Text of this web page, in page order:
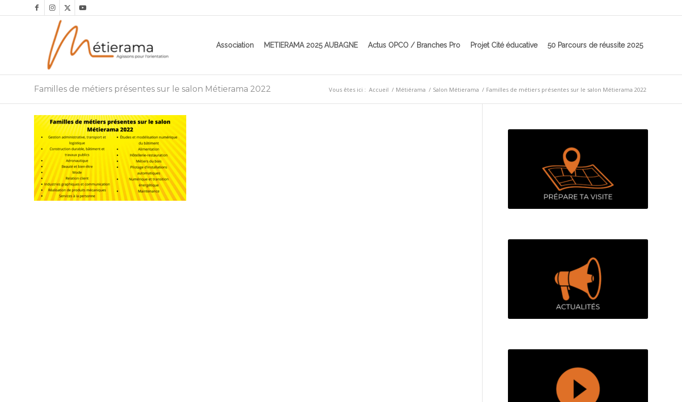
Association METIERAMA 2025 AUBAGNE Actus OPCO / Branches Pro Projet Cité éducative 50 Parcours de réussite 2025
Familles de métiers présentes sur le salon Métierama 2022 Vous êtes ici : Accueil / Métiérama / Salon Métierama / Familles de métiers présentes sur le salon Métierama 2022